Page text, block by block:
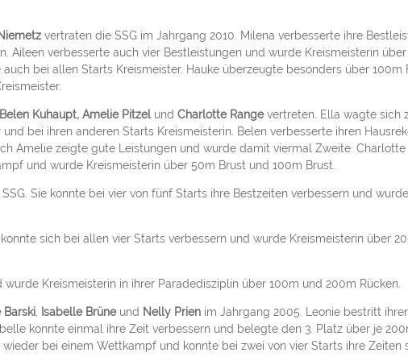
vertraten die SSG im Jahrgang 2010. Milena verbesserte ihre
Aileen verbesserte auch vier Bestleistungen und wurde Kreismeisterin
bei allen Starts Kreismeister. Hauke überzeugte besonders über 100m
Kuhaupt, Amelie Pitzel und Charlotte Rangevertreten. Ella wagte sich
bei ihren anderen Starts Kreismeisterin. Belen verbesserte ihren
Amelie zeigte gute Leistungen und wurde damit viermal Zweite. Charlotte
und wurde Kreismeisterin über 50m Brust und 100m Brust.
Sie konnte bei vier von fünf Starts ihre Bestzeiten verbessern und
sich bei allen vier Starts verbessern und wurde Kreismeisterin über
Kreismeisterin in ihrer Paradedisziplin über 100m und 200m Rücken.
, Isabelle Brüneund Nelly Prienim Jahrgang 2005. Leonie bestritt
konnte einmal ihre Zeit verbessern und belegte den 3. Platz über je
bei einem Wettkampf und konnte bei zwei von vier Starts ihre Zeiten